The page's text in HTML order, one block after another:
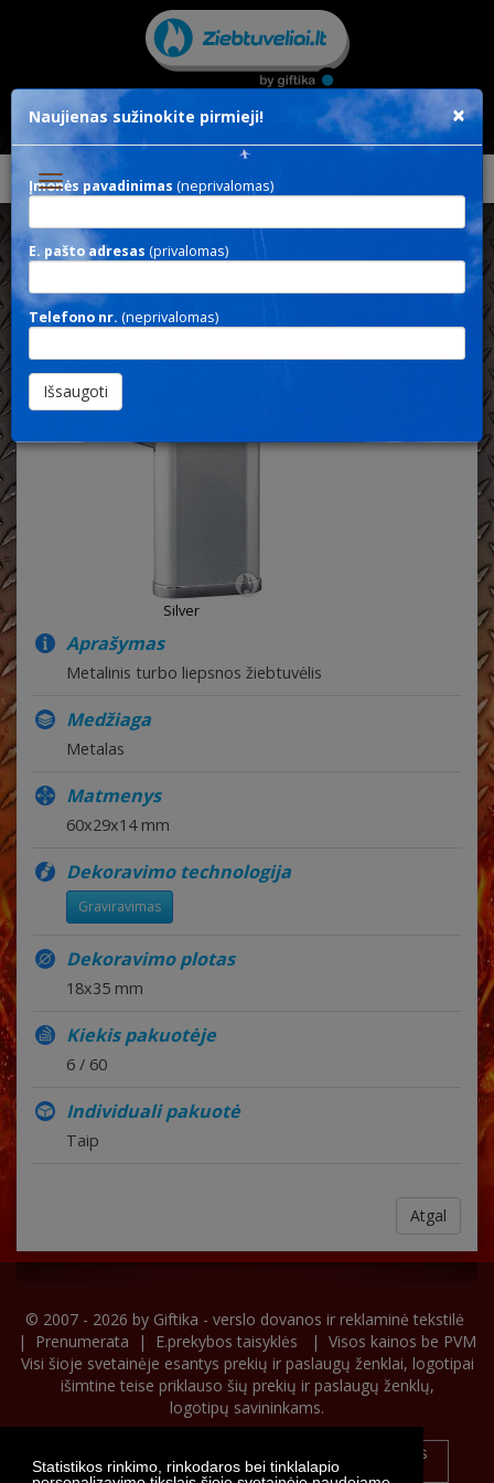
Statistikos rinkimo, rinkodaros bei tinklalapio
Toggle
PARMA
Silver
Black
Aprašymas
Metalinis turbo liepsnos žiebtuvėlis
Medžiaga
Metalas
Matmenys
60x29x14 mm
Dekoravimo technologija
Graviravimas
Dekoravimo plotas
18x35 mm
Kiekis pakuotėje
6 / 60
Individuali pakuotė
Taip
Atgal
© 2007 - 2026 by Giftika - verslo dovanos ir reklaminė tekstilė
|
Prenumerata | E.prekybos taisyklės | Visos kainos be PVM
Visi šioje svetainėje esantys prekių ir paslaugų ženklai, logotipai
išimtine teise priklauso šių prekių ir paslaugų ženklų,
logotipų savininkams.
×
Naujienas sužinokite pirmieji!
Įmonės pavadinimas (neprivalomas)
E. pašto adresas (privalomas)
Telefono nr. (neprivalomas)